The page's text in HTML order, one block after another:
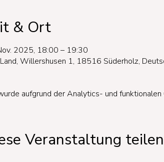
& Ort
2025, 18:00 – 19:30
Willershusen 1, 18516 Süderholz,
aufgrund der Analytics- und
Veranstaltung teilen